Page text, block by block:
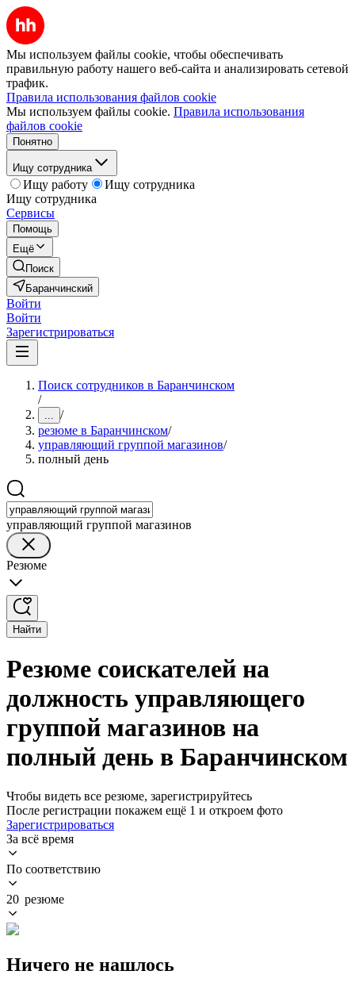
Мы используем файлы cookie, чтобы обеспечивать
правильную работу нашего веб-сайта и анализировать сетевой
трафик.
Правила использования файлов cookie
Мы используем файлы cookie. Правила использования
файлов cookie
Понятно
Ищу сотрудника
Ищу работу
Ищу сотрудника
Ищу сотрудника
Сервисы
Помощь
Ещё
Поиск
Баранчинский
Войти
Войти
Зарегистрироваться
Поиск сотрудников в Баранчинском
/
... /
резюме в Баранчинском/
управляющий группой магазинов/
полный день
управляющий группой магазинов
Резюме
Найти
Резюме соискателей на
должность управляющего
группой магазинов на
полный день в Баранчинском
Чтобы видеть все резюме, зарегистрируйтесь
После регистрации покажем ещё 1 и откроем фото
Зарегистрироваться
За всё время
По соответствию
20 резюме
Ничего не нашлось